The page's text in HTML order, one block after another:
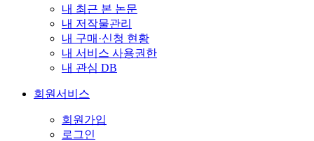
내 최근 본 논문
내 저작물관리
내 구매·신청 현황
내 서비스 사용권한
내 관심 DB
회원서비스
회원가입
로그인